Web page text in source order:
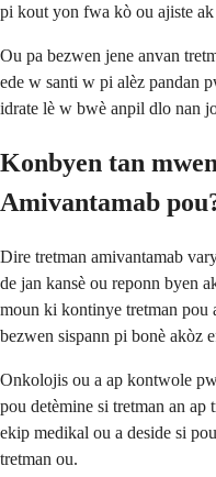
pi kout yon fwa kò ou ajiste ak
Ou pa bezwen jene anvan
ede w santi w pi alèz pandan
idrate lè w bwè anpil dlo nan
Konbyen tan
Amivantamab
Dire tretman amivantamab
de jan kansè ou reponn byen
moun ki kontinye tretman pou
bezwen sispann pi bonè akòz
Onkolojis ou a ap kontwole
pou detèmine si tretman an
ekip medikal ou a deside si
tretman ou.